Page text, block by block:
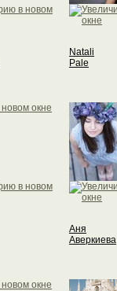
Natali
Pale
Аня
Аверкиева